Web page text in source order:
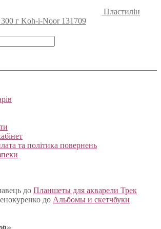
Пластилін
300 г Koh-i-Noor 131709
та політика повернень
до Планшеты для акварели Трек
до Альбомы и скетчбуки